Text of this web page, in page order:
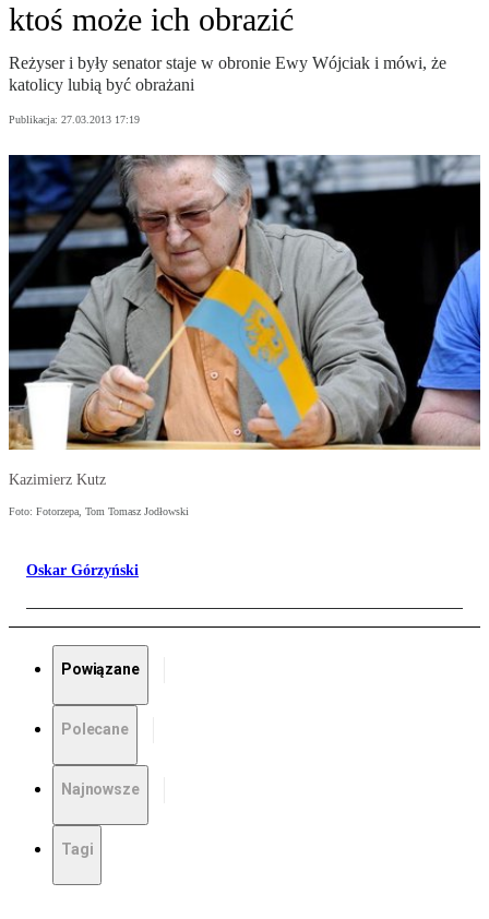
ktoś może ich obrazić
Reżyser i były senator staje w obronie Ewy Wójciak i mówi, że
katolicy lubią być obrażani
Publikacja: 27.03.2013 17:19
Kazimierz Kutz
Foto: Fotorzepa, Tom Tomasz Jodłowski
Oskar Górzyński
Powiązane
Polecane
Najnowsze
Tagi